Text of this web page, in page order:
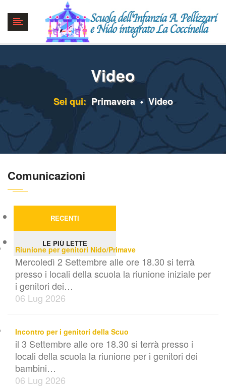
Video
Sei qui: Primavera Video
Comunicazioni
RECENTI
LE PIÙ LETTE
Riunione per genitori Nido/Primave
Mercoledì 2 Settembre alle ore 18.30 si terrà
presso i locali della scuola la riunione iniziale per
i genitori dei…
06 Lug 2026
Incontro per i genitori della Scuo
il 3 Settembre alle ore 18.30 si terrà presso i
locali della scuola la riunione per i genitori dei
bambini…
06 Lug 2026